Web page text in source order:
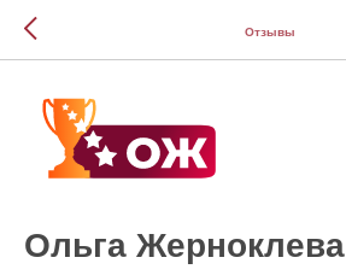
Отзывы
Ольга Жерноклева